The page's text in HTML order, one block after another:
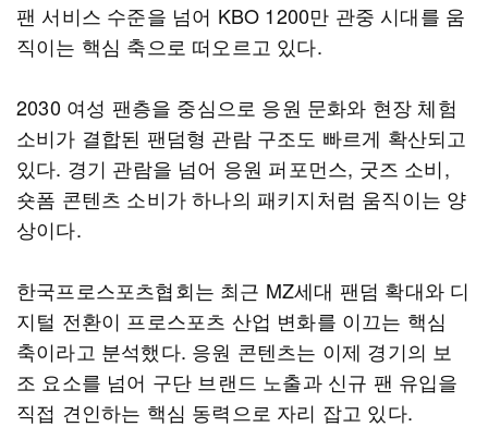
팬 서비스 수준을 넘어 KBO 1200만 관중 시대를 움
직이는 핵심 축으로 떠오르고 있다.
2030 여성 팬층을 중심으로 응원 문화와 현장 체험
소비가 결합된 팬덤형 관람 구조도 빠르게 확산되고
있다. 경기 관람을 넘어 응원 퍼포먼스, 굿즈 소비,
숏폼 콘텐츠 소비가 하나의 패키지처럼 움직이는 양
상이다.
한국프로스포츠협회는 최근 MZ세대 팬덤 확대와 디
지털 전환이 프로스포츠 산업 변화를 이끄는 핵심
축이라고 분석했다. 응원 콘텐츠는 이제 경기의 보
조 요소를 넘어 구단 브랜드 노출과 신규 팬 유입을
직접 견인하는 핵심 동력으로 자리 잡고 있다.